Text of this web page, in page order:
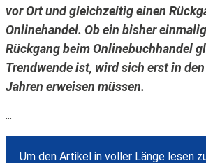
vor Ort und gleichzeitig einen
Onlinehandel. Ob ein bisher
Rückgang beim Onlinebuchhandel
Trendwende ist, wird sich erst in
Jahren erweisen müssen.
...
Um den Artikel in voller Länge lesen